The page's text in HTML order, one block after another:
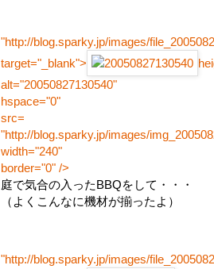
"http://blog.sparky.jp/images/
target="_blank">
alt="20050827130540"
hspace="0"
src=
"http://blog.sparky.jp/images/
width="240"
border="0" />
庭で気合の入ったBBQをして・・・
（よくこんなに機材が揃ったよ）
"http://blog.sparky.jp/images/